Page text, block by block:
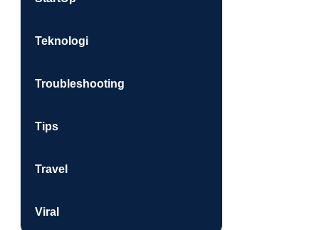
Teknologi
Troubleshooting
Tips
Travel
Viral